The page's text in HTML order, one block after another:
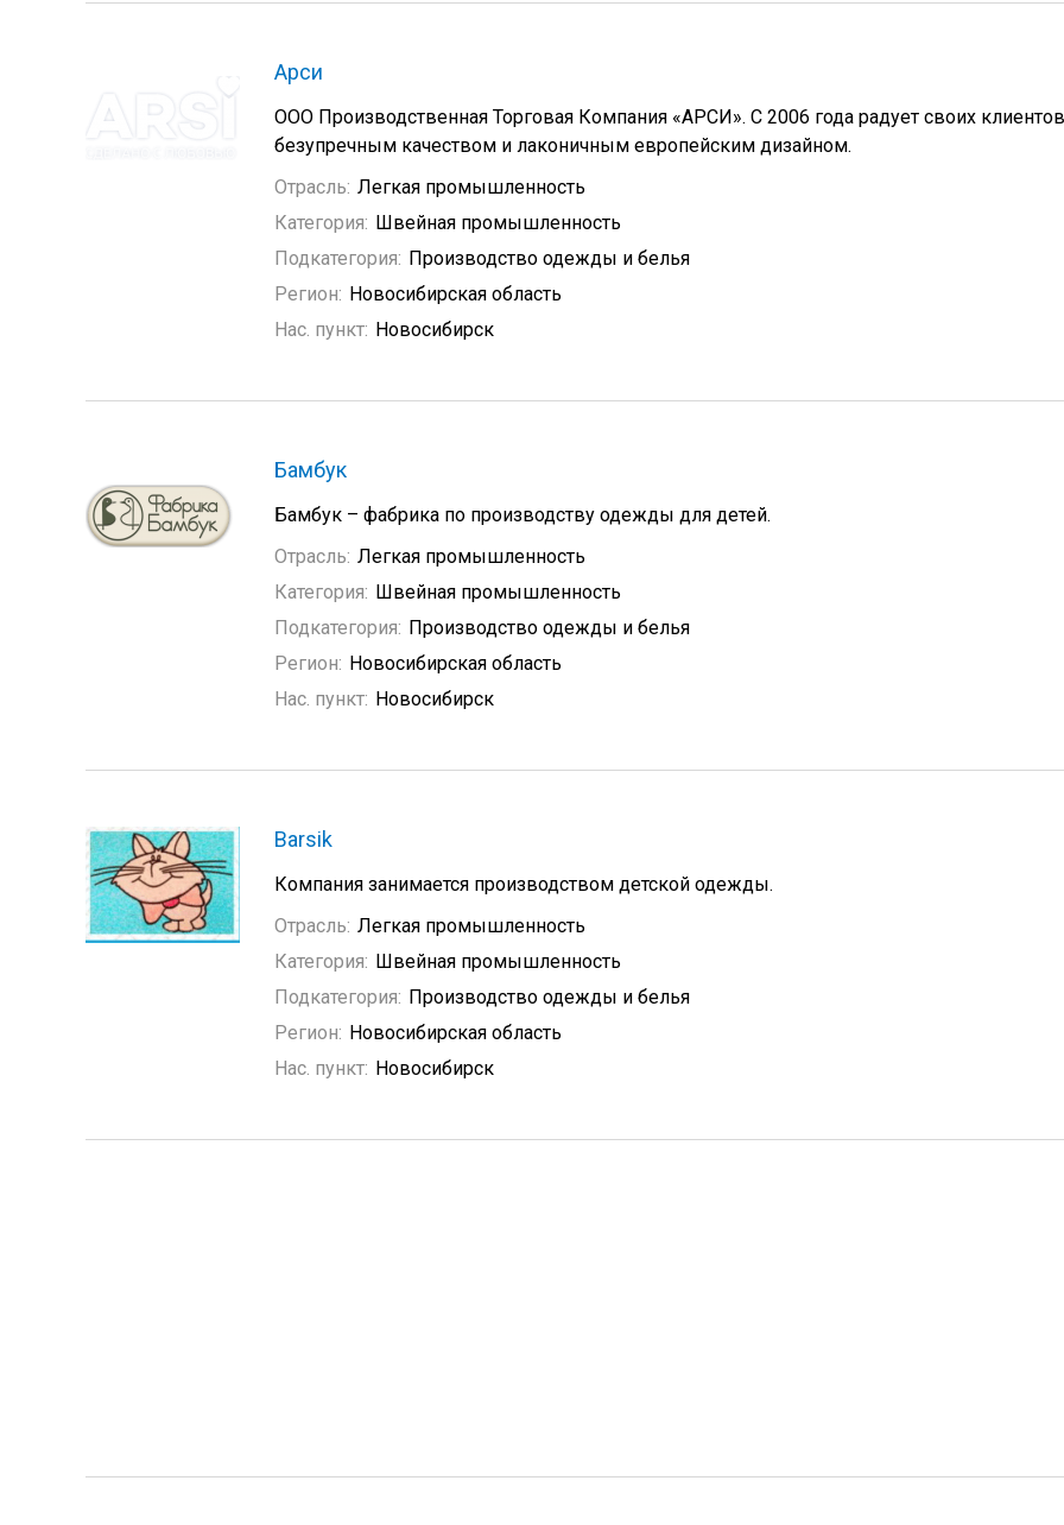
Арси
ООО Производственная Торговая Компания «АРСИ». С 2006 года радует своих клиентов
безупречным качеством и лаконичным европейским дизайном.
Отрасль: Легкая промышленность
Категория: Швейная промышленность
Подкатегория: Производство одежды и белья
Регион: Новосибирская область
Нас. пункт: Новосибирск
Бамбук
Бамбук – фабрика по производству одежды для детей.
Отрасль: Легкая промышленность
Категория: Швейная промышленность
Подкатегория: Производство одежды и белья
Регион: Новосибирская область
Нас. пункт: Новосибирск
Barsik
Компания занимается производством детской одежды.
Отрасль: Легкая промышленность
Категория: Швейная промышленность
Подкатегория: Производство одежды и белья
Регион: Новосибирская область
Нас. пункт: Новосибирск